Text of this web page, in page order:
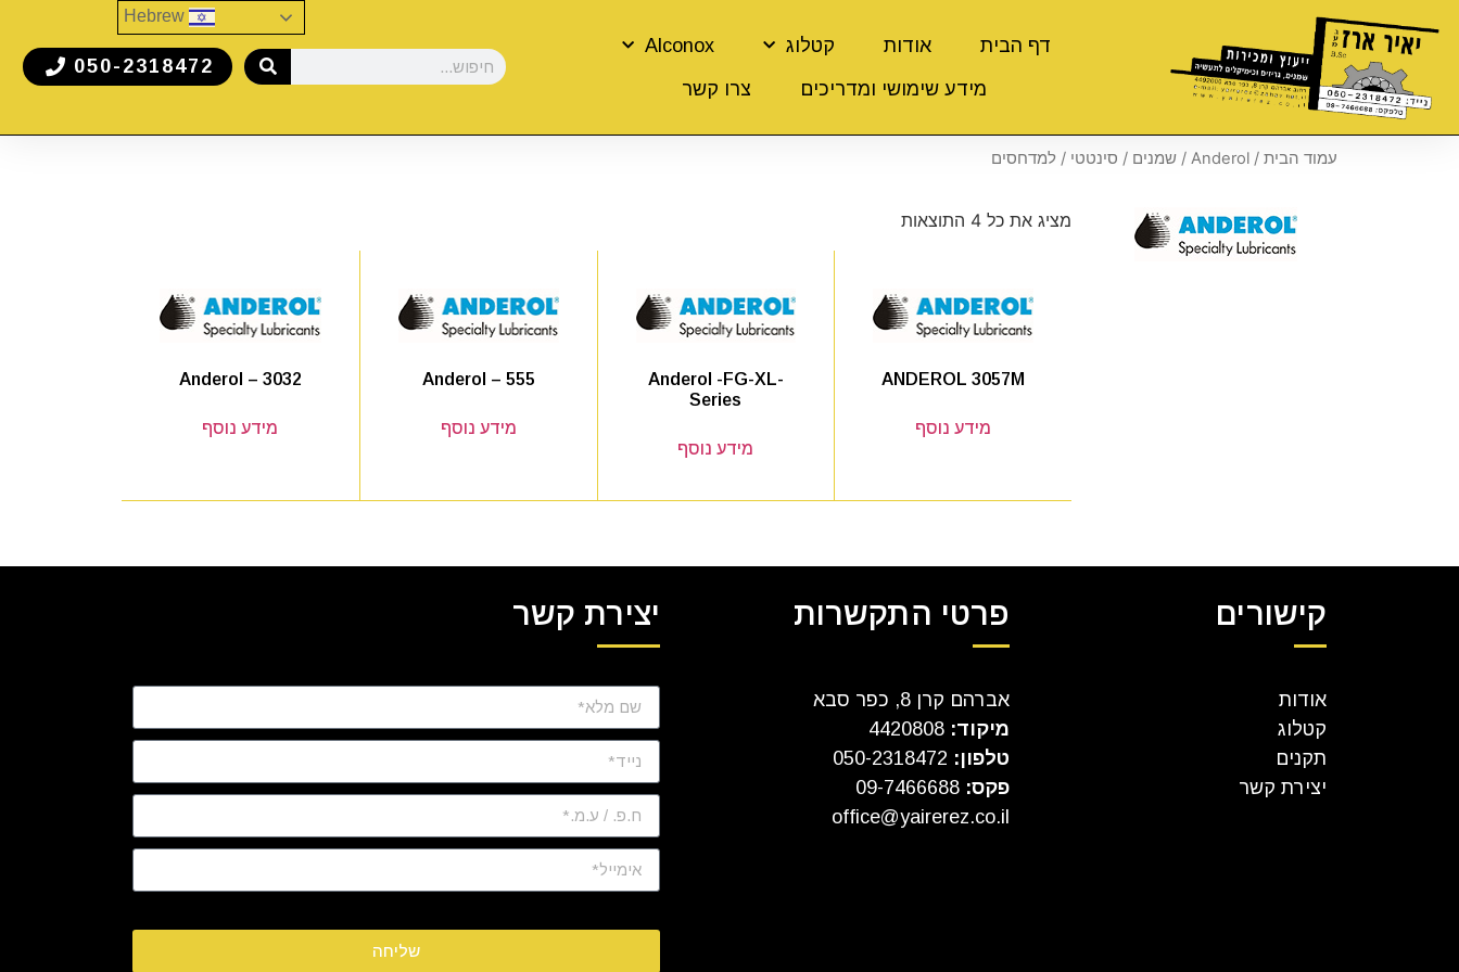
דף הבית אודות קטלוג
Alconox
מידע שימושי ומדריכים
צרו קשר
050-2318472
עמוד הבית /
Anderol
/ שמנים / סינטטי / למדחסים
מציג את כל 4 התוצאות
ANDEROL 3057M
מידע נוסף
Anderol -FG-XL-
Series
מידע נוסף
Anderol – 555
מידע נוסף
Anderol – 3032
מידע נוסף
קישורים
אודות
קטלוג
תקנים
יצירת קשר
פרטי התקשרות
אברהם קרן 8, כפר סבא
מיקוד:
טלפון:
פקס: 09-7466688
office@yairerez.co.il
יצירת קשר
שליחה
Hebrew